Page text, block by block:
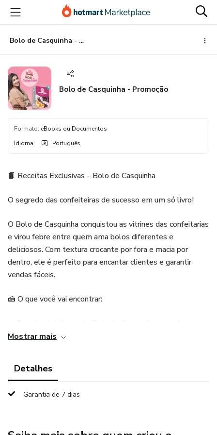
para
conteúdo
principal
para
pagamento
para
rodapé
Bolo de Casquinha - Promoção
Bolo de Casquinha - Promoção
Formato: eBooks ou Documentos
Idioma: Português
📘 Receitas Exclusivas – Bolo de Casquinha
O segredo das confeiteiras de sucesso em um só livro!
O Bolo de Casquinha conquistou as vitrines das confeitarias
e virou febre entre quem ama bolos diferentes e
deliciosos. Com textura crocante por fora e macia por
dentro, ele é perfeito para encantar clientes e garantir
vendas fáceis.
🍰 O que você vai encontrar:
✅ Passo a passo simples, sem complicação.
✅ Dicas para conservar, embalar e vender.
Mostrar mais
Detalhes
Garantia de 7 dias